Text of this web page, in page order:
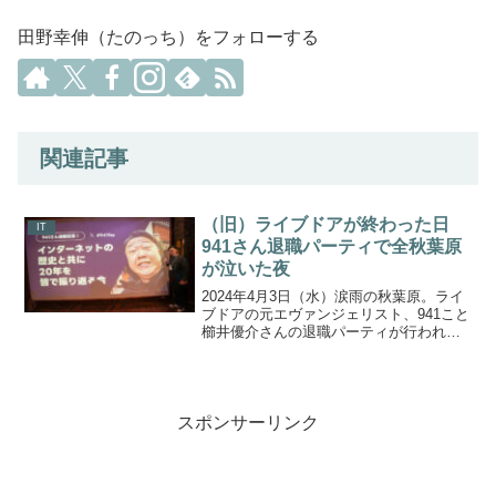
田野幸伸（たのっち）をフォローする
関連記事
IT
（旧）ライブドアが終わった日
941さん退職パーティで全秋葉原
が泣いた夜
2024年4月3日（水）涙雨の秋葉原。ライ
ブドアの元エヴァンジェリスト、941こと
櫛井優介さんの退職パーティが行われま
スポンサーリンク